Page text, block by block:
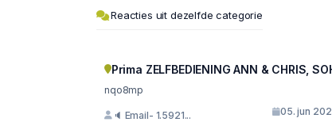
Reacties uit dezelfde categorie
Prima ZELFBEDIENING ANN & CHRIS,
nqo8mp
🔈 Email- 1.5921... 05. jun